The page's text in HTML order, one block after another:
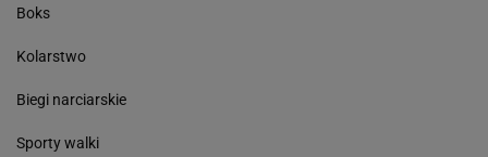
Boks
Kolarstwo
Biegi narciarskie
Sporty walki